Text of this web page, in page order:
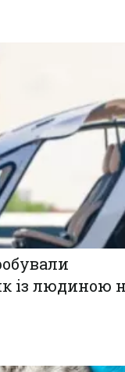
із людиною